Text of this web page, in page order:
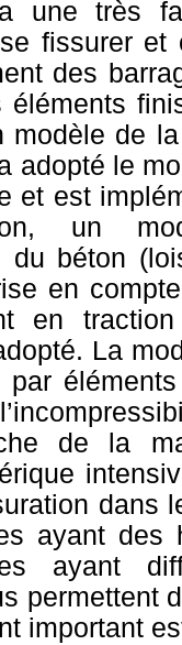
une très
fissurer et
des
éléments
modèle de
adopté le
et est
un
du béton
en
en
La
de la
dans
ayant des
ayant
permettent
important